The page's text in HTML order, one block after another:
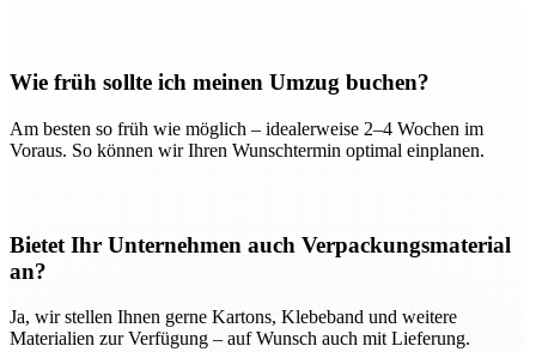
Wie früh sollte ich meinen Umzug buchen?
Am besten so früh wie möglich – idealerweise 2–4 Wochen im
Voraus. So können wir Ihren Wunschtermin optimal einplanen.
Bietet Ihr Unternehmen auch Verpackungsmaterial
an?
Ja, wir stellen Ihnen gerne Kartons, Klebeband und weitere
Materialien zur Verfügung – auf Wunsch auch mit Lieferung.